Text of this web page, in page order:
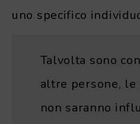
uno specifico
Talvolta sono
altre persone,
non saranno